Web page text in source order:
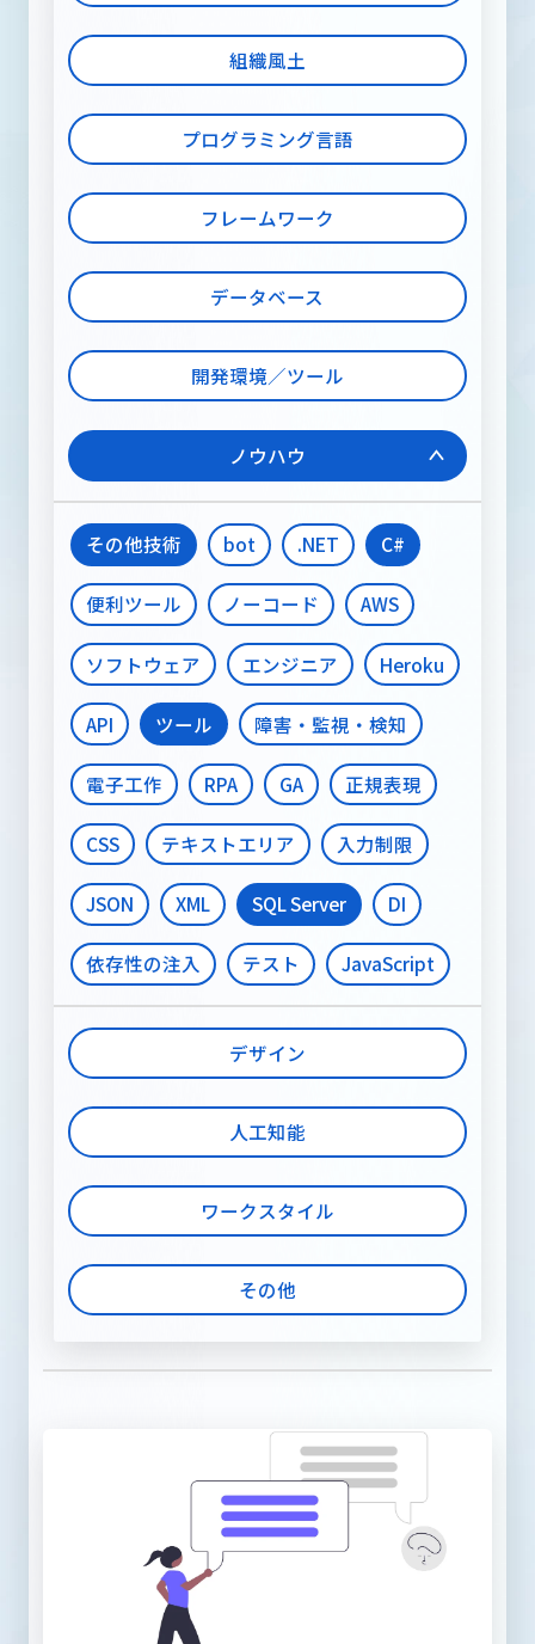
お問い合わせ
組織風土
プログラミング言語
フレームワーク
データベース
開発環境／ツール
ノウハウ
その他技術 bot .NET C#
便利ツール ノーコード AWS
ソフトウェア エンジニア Heroku
API ツール 障害・監視・検知
電子工作 RPA GA 正規表現
CSS テキストエリア 入力制限
JSON XML SQL Server DI
依存性の注入 テスト JavaScript
デザイン
人工知能
ワークスタイル
その他